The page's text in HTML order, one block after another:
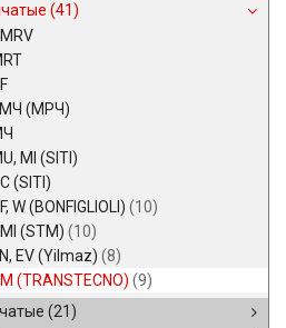
(41)
(МРЧ)
MI (SITI)
(SITI)
(BONFIGLIOLI) (10)
(STM) (10)
EV (Yilmaz) (8)
(TRANSTECNO) (9)
(21)